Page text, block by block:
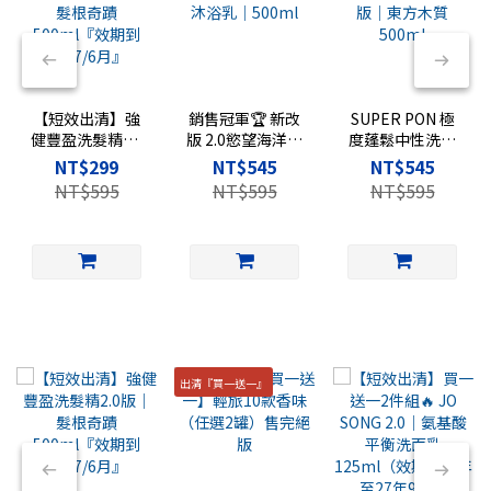
【短效出清】強
健豐盈洗髮精2.0
版｜髮根奇蹟
500ml『效期到
2027/6月』
NT$299
NT$595
銷售冠軍🏆 新改
版 2.0慾望海洋香
水沐浴乳｜
500ml
NT$545
NT$595
SUPER PON 極
度蓬鬆中性洗髮
精2.0版｜東方木
質 500ml
NT$545
NT$595
出清『買一送一』